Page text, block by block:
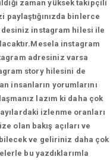
zaman yüksek takipçili
binlerce
instagram hilesi ile
instagram
adresiniz varsa
story hilesini de
insanların yorumlarını
lazım ki daha çok
izlenme oranları
olan bakış açıları ve
ve geliriniz daha çok
bu yazdıklarımla